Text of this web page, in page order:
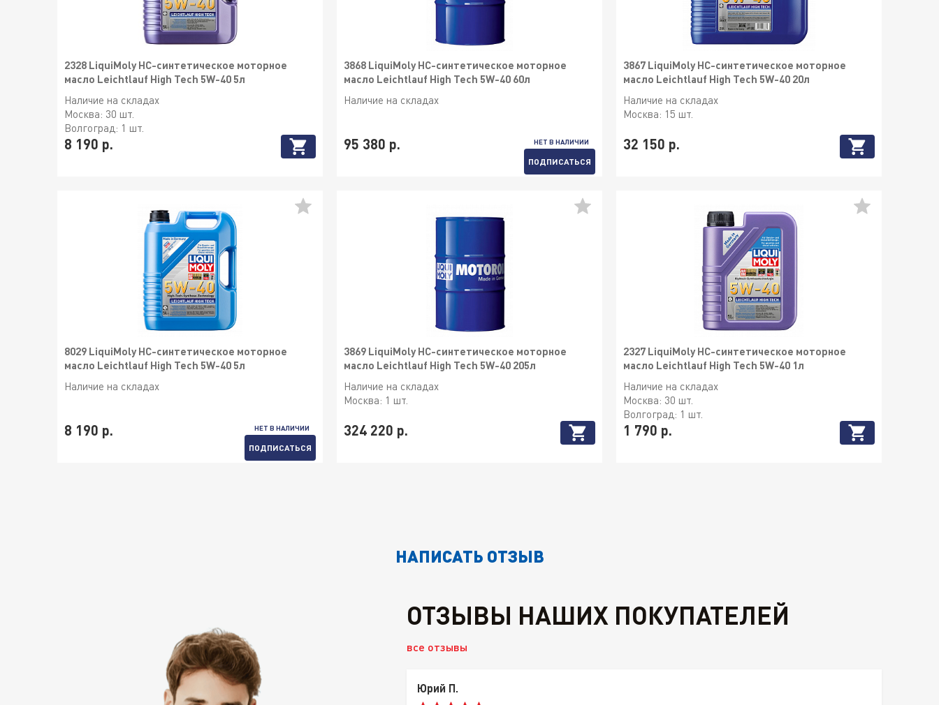
2328 LiquiMoly НС-синтетическое моторное
масло Leichtlauf High Tech 5W-40 5л
Наличие на складах
Москва: 30 шт.
Волгоград: 1 шт.
8 190 р.
3868 LiquiMoly НС-синтетическое моторное
масло Leichtlauf High Tech 5W-40 60л
Наличие на складах
95 380 р. НЕТ В НАЛИЧИИ
ПОДПИСАТЬСЯ
3867 LiquiMoly НС-синтетическое моторное
масло Leichtlauf High Tech 5W-40 20л
Наличие на складах
Москва: 15 шт.
32 150 р.
8029 LiquiMoly НС-синтетическое моторное
масло Leichtlauf High Tech 5W-40 5л
Наличие на складах
8 190 р. НЕТ В НАЛИЧИИ
ПОДПИСАТЬСЯ
3869 LiquiMoly НС-синтетическое моторное
масло Leichtlauf High Tech 5W-40 205л
Наличие на складах
Москва: 1 шт.
324 220 р.
2327 LiquiMoly НС-синтетическое моторное
масло Leichtlauf High Tech 5W-40 1л
Наличие на складах
Москва: 30 шт.
Волгоград: 1 шт.
1 790 р.
НАПИСАТЬ ОТЗЫВ
ОТЗЫВЫ НАШИХ ПОКУПАТЕЛЕЙ
все отзывы
Юрий П.